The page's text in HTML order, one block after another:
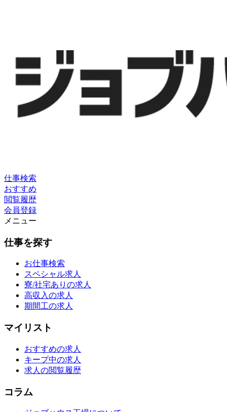
仕事検索
おすすめ
閲覧履歴
会員登録
メニュー
仕事を探す
お仕事検索
スペシャル求人
寮/社宅ありの求人
高収入の求人
期間工の求人
マイリスト
おすすめの求人
キープ中の求人
求人の閲覧履歴
コラム